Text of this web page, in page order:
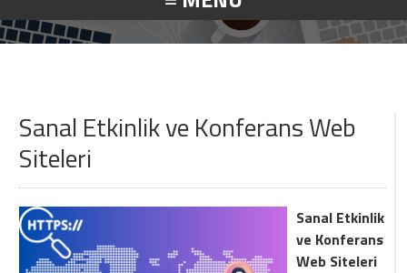
Sanal Etkinlik ve Konferans Web
Siteleri
Sanal Etkinlik
ve Konferans
Web Siteleri
Giriş Yap
Hemen Hesap Oluştur!